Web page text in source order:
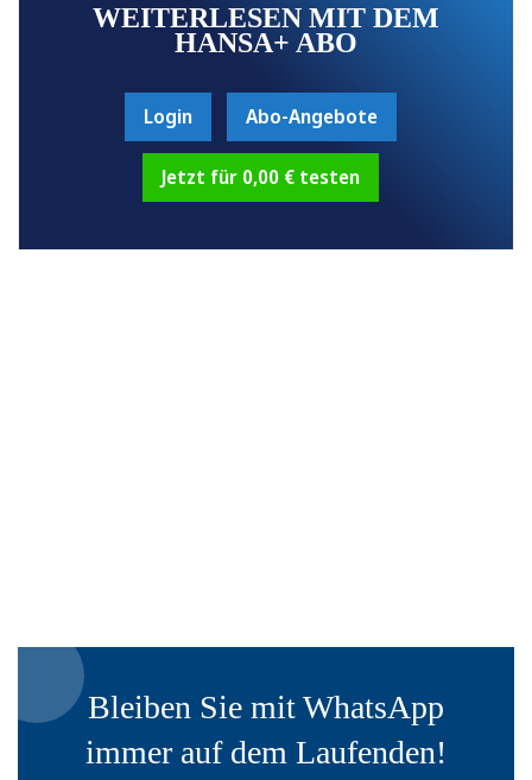
WEITERLESEN MIT DEM
HANSA+ ABO
Login Abo-Angebote
Jetzt für 0,00 € testen
Bleiben Sie mit WhatsApp
immer auf dem Laufenden!